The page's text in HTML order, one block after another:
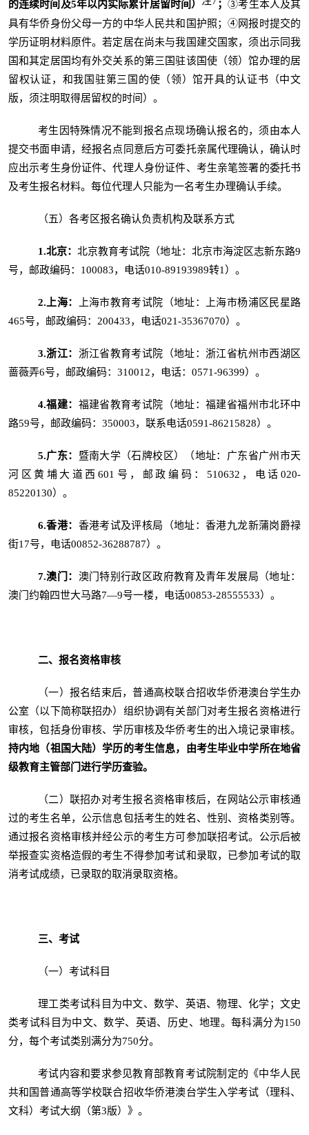
的连续时间及5年以内实际累计居留时间） ；③考生本人及其
具有华侨身份父母一方的中华人民共和国护照；④网报时提交的
学历证明材料原件。若定居在尚未与我国建交国家，须出示同我
国和其定居国均有外交关系的第三国驻该国使（领）馆办理的居
留权认证，和我国驻第三国的使（领）馆开具的认证书（中文
版，须注明取得居留权的时间）。
考生因特殊情况不能到报名点现场确认报名的，须由本人
提交书面申请，经报名点同意后方可委托亲属代理确认，确认时
应出示考生身份证件、代理人身份证件、考生亲笔签署的委托书
及考生报名材料。每位代理人只能为一名考生办理确认手续。
（五）各考区报名确认负责机构及联系方式
1.北京：北京教育考试院（地址：北京市海淀区志新东路9
号，邮政编码：100083，电话010-89193989转1）。
2. 上海：
上海市教育考试院（地址：上海市杨浦区民星路
465号，邮政编码：200433，电话021-35367070）。
3.浙江： 浙江省教育考试院（地址：浙江省杭州市西湖区
蔷薇弄6号，邮政编码：310012，电话：0571-96399）。
4.福建： 福建省教育考试院（地址：福建省福州市北环中
路59号，邮政编码：350003，联系电话0591-86215828）。
5.广东： 暨南大学（石牌校区）（地址：广东省广州市天
河区黄埔大道西601号，邮政编码：510632，电话020-
85220130）。
6.香港： 香港考试及评核局（地址：香港九龙新蒲岗爵禄
街17号，电话00852-36288787）。
7.澳门 ： 澳门特别行政区政府教育及青年发展局（地址：
澳门约翰四世大马路7—9号一楼，电话00853-28555533）。
二、报名资格审核
（一）报名结束后，普通高校联合招收华侨港澳台学生办
公室（以下简称联招办）组织协调有关部门对考生报名资格进行
审核，包括身份审核、学历审核及华侨考生的出入境记录审核。
持内地（祖国大陆）学历的考生信息，由考生毕业中学所在地省
级教育主管部门进行学历查验。
（二）联招办对考生报名资格审核后，在网站公示审核通
过的考生名单，公示信息包括考生的姓名、性别、资格类别等。
通过报名资格审核并经公示的考生方可参加联招考试。公示后被
举报查实资格造假的考生不得参加考试和录取，已参加考试的取
消考试成绩，已录取的取消录取资格。
三、考试
（一）考试科目
理工类考试科目为中文、数学、英语、物理、化学；文史
类考试科目为中文、数学、英语、历史、地理。每科满分为150
分，每个考试类别满分为750分。
考试内容和要求参见教育部教育考试院制定的《中华人民
共和国普通高等学校联合招收华侨港澳台学生入学考试（理科、
文科）考试大纲（第3版）》。